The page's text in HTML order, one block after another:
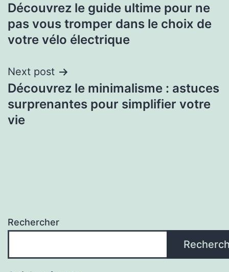
Découvrez le guide ultime pour ne
pas vous tromper dans le choix de
votre vélo électrique
Next post
Découvrez le minimalisme : astuces
surprenantes pour simplifier votre
vie
Rechercher